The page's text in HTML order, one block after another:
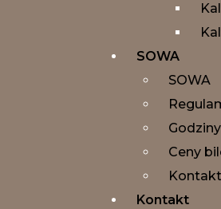
SOWA
SOWA
Ceny
Kontakt
Kontakt